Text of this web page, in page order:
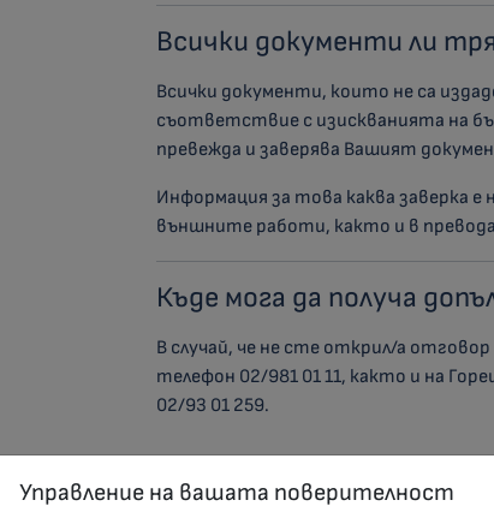
Всички документи ли
Всички документи, които не са
съответствие с изискванията на
превежда и заверява Вашият
Информация за това каква заверка
външните работи, както и в
Къде мога да получа
В случай, че не сте открил/а
телефон 02/981 01 11, както и на
02/93 01 259.
Управление на вашата поверителност